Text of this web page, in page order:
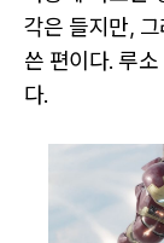
각은 들지만,
쓴 편이다. 루
다.